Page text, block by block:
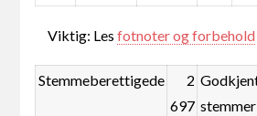
Viktig: Lesfotnoter og forbehold
Stemmeberettigede
2
697 stemmer